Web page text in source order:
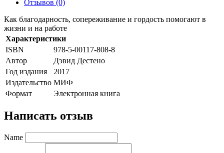
Отзывов (0)
Как благодарность, сопереживание и гордость помогают в
жизни и на работе
Характеристики
ISBN
978-5-00117-808-8
Автор
Дэвид Дестено
Год издания
2017
Издательство МИФ
Формат
Электронная книга
Написать отзыв
Name